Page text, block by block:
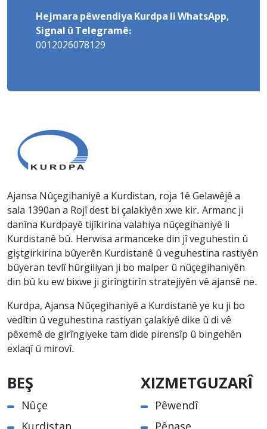
Hejmara pêwendiya Kurdpa li WhatsApp,
Signal û Telegramê:
0012026078129
Ajansa Nûçegihaniyê a Kurdistan, roja 1ê Gelawêjê a
sala 1390an a Rojî dest bi çalakiyên xwe kir. Armanc ji
danîna Kurdpayê tijîkirina valahiya nûçegihaniyê li
Kurdistanê bû. Herwisa armanceke din jî veguhestin û
giştgirkirina bûyerên Kurdistanê û veguhestina rastiyên
bûyeran tevlî hûrgiliyan ji bo malper û nûçegihaniyên
din bû ku ew bixwe ji girîngtirîn stratejiyên vê ajansê ne.
Kurdpa, Ajansa Nûçegihaniyê a Kurdistanê ye ku ji bo
vedîtin û veguhestina rastiyan çalakiyê dike û di vê
pêxemê de girîngiyeke tam dide pirensîp û bingehên
exlaqî û mirovî.
BEŞ
Nûçe
XIZMETGUZARÎ
Pêwendî